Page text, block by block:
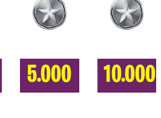
5.000 10.000